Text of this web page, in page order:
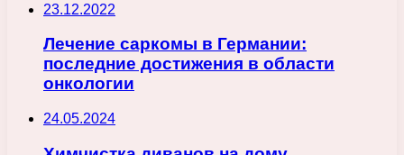
23.12.2022
Лечение саркомы в Германии:
последние достижения в области
онкологии
24.05.2024